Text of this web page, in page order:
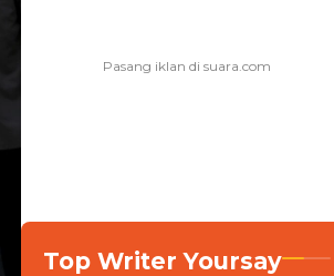
Top Writer Yoursay